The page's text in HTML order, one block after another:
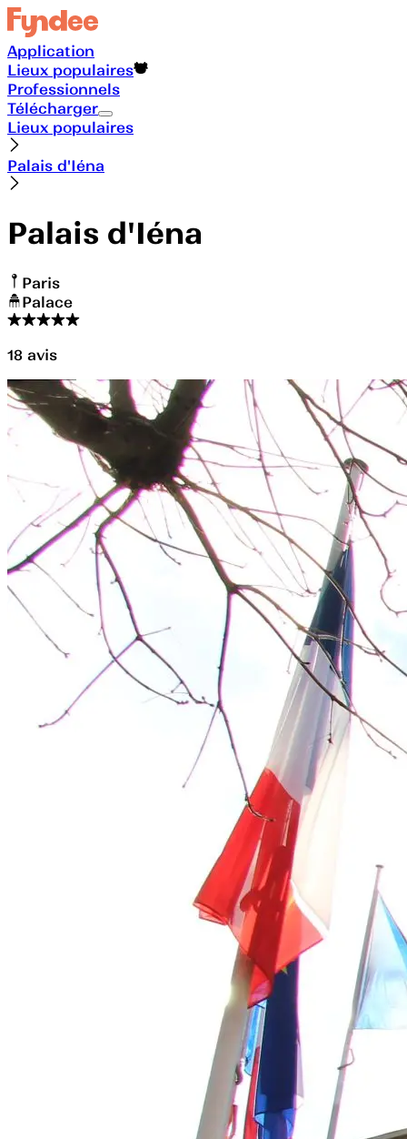
Application
Lieux populaires
Professionnels
Télécharger
Lieux populaires
Palais d'Iéna
Palais d'Iéna
Paris
Palace
18 avis